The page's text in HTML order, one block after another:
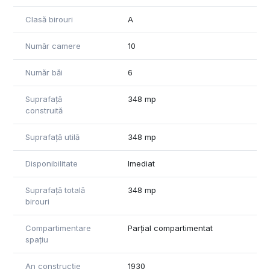
Clasă birouri A
Număr camere 10
Număr băi 6
Suprafață
construită
348 mp
Suprafață utilă 348 mp
Disponibilitate Imediat
Suprafață totală
birouri
348 mp
Compartimentare
spațiu
Parțial compartimentat
An construcție 1930